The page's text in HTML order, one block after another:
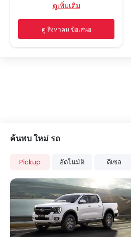
ระบบเครื่องเสียงวิทยุ FM/AM
ลำโพงด้านหน้า
ลำโพงด้านหลัง
ระบบควบคุมความเร็วอัตโนมัติ
ระบบเครื่องเสียงหน้าจอสัมผัส
ระบบป้องกันล้อล็อก
สัญญาณกะระยะถอยหลัง
เซ็นทรัลล็อค
ถุงลมฝั่งคนขับ
ถุงลมฝั่งคนนั่ง
ถุงลมด้านข้างคู่หน้า
เสียงเตือนคาดเข็มขัดนิรภัย
ดูเพิ่มเติม
ดู สิงหาคม ข้อเสนอ
ค้นพบ ใหม่ รถ
Pickup อัตโนมัติ ดีเซล